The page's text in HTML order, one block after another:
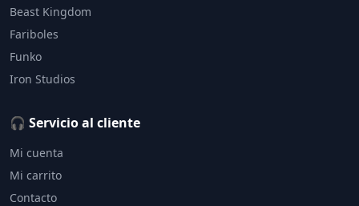
Beast Kingdom
Fariboles
Funko
Iron Studios
🎧 Servicio al cliente
Mi cuenta
Mi carrito
Contacto